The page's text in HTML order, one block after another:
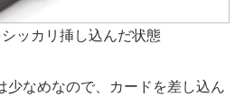
ッカリ挿し込んだ状態
少なめなので、カードを差し込ん